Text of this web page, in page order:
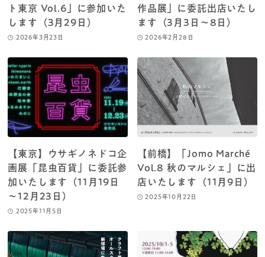
ト東京 Vol.6」に参加いた
します（3月29日）
2026年3月23日
作品展」に委託出店いたし
ます（3月3日～8日）
2026年2月28日
【東京】ウサギノネドコ企
画展「昆虫百貨」に委託参
加いたします（11月19日
～12月23日）
2025年11月5日
【前橋】「Jomo Marché
Vol.8 秋のマルシェ」に出
店いたします（11月9日）
2025年10月22日